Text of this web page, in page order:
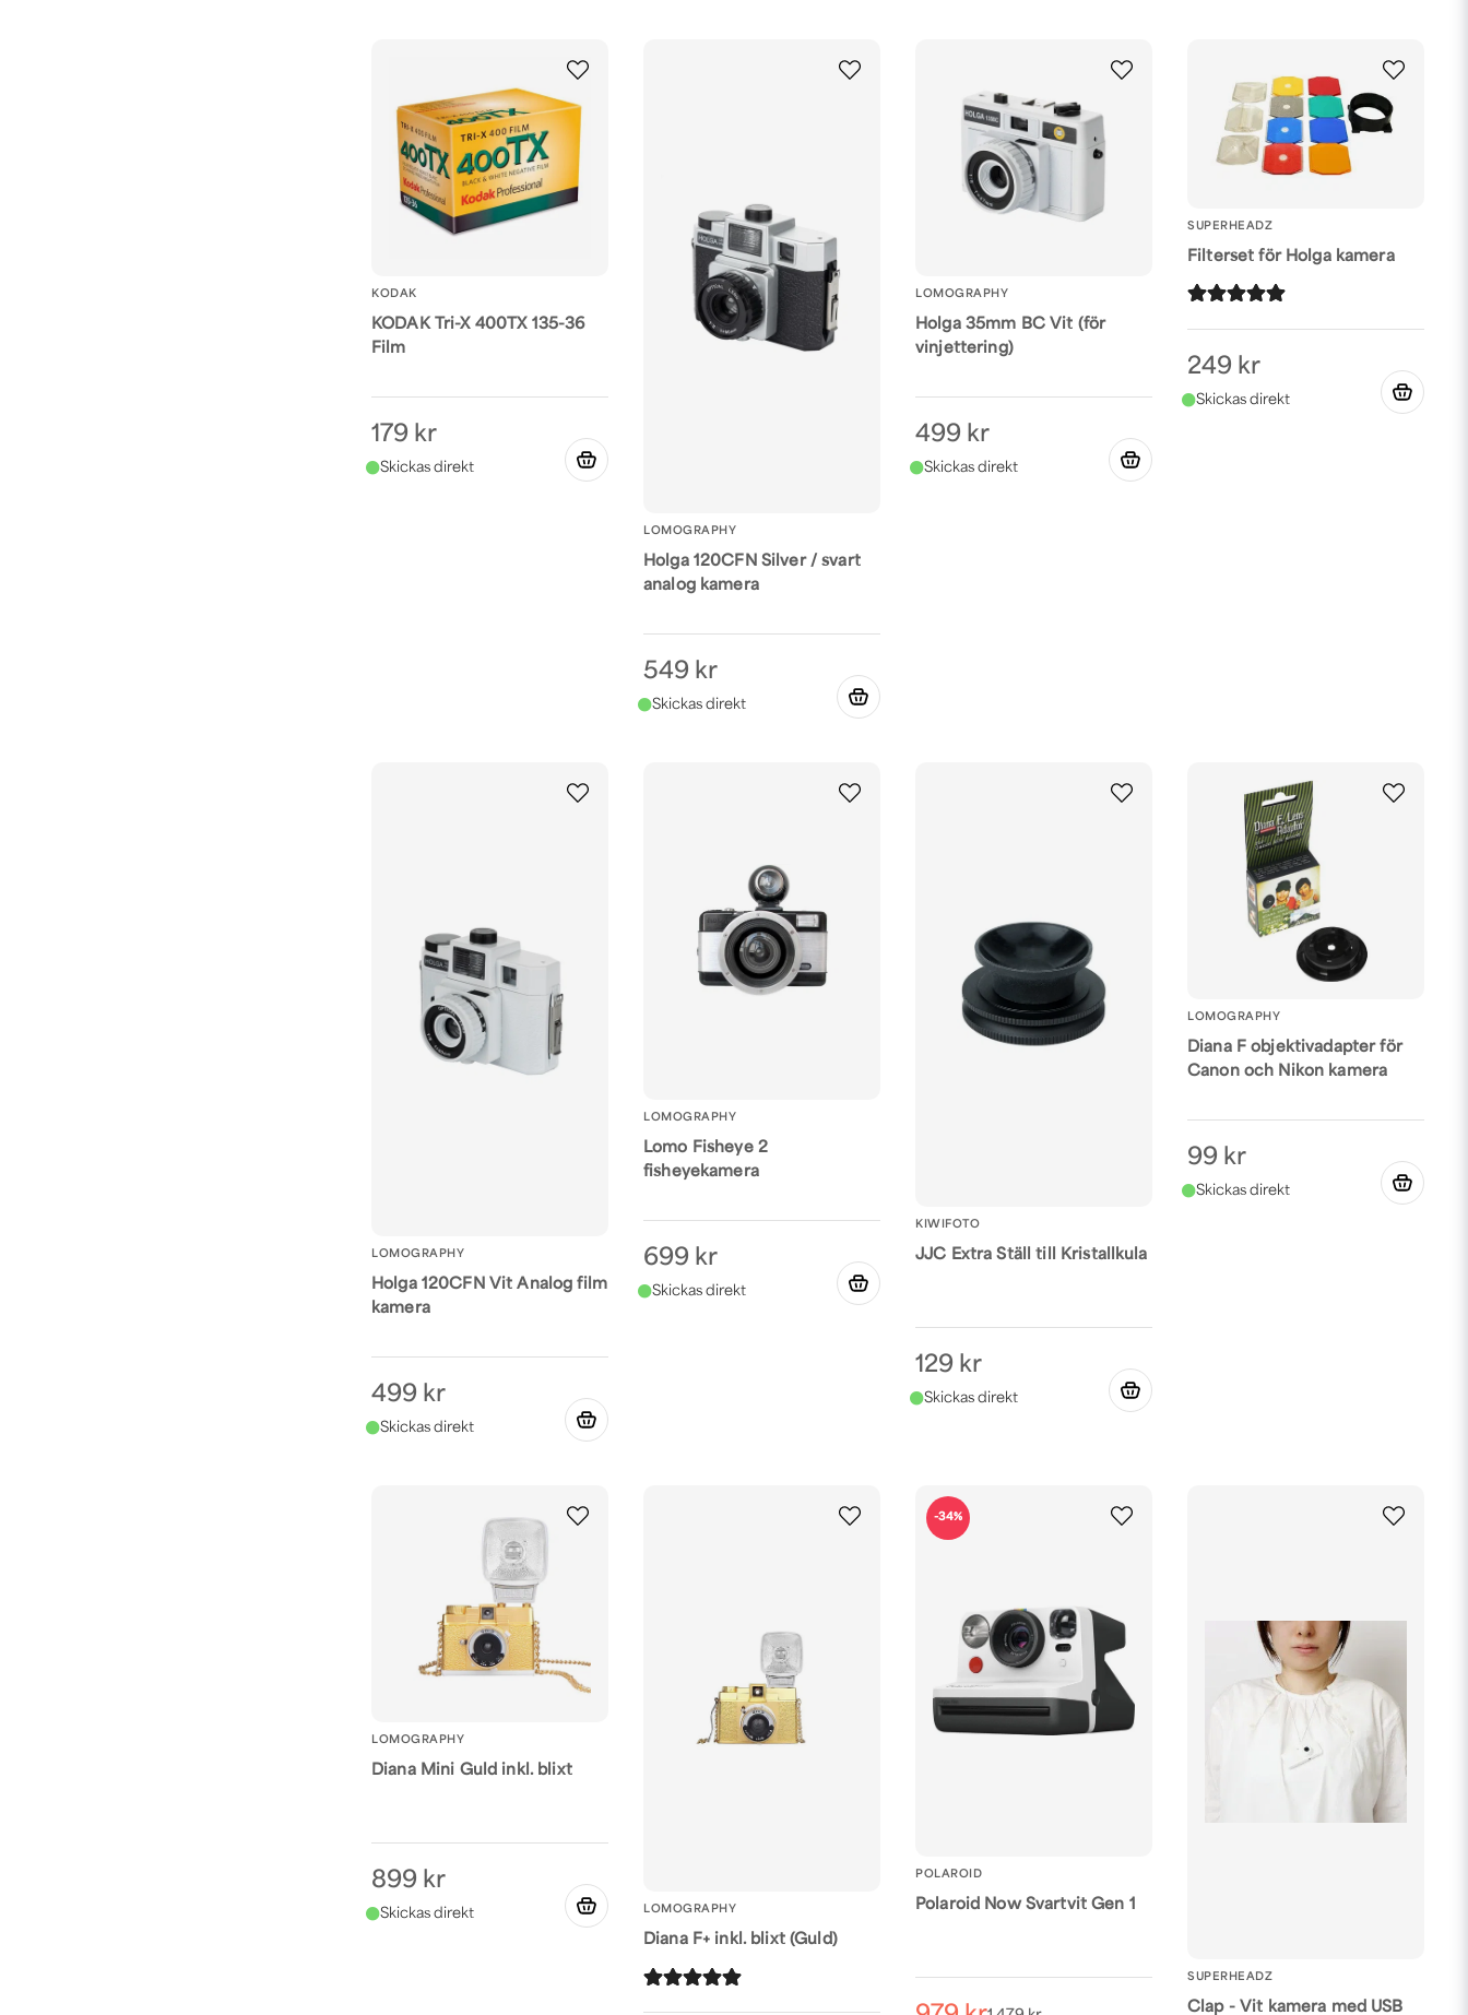
KODAK
KODAK Tri-X 400TX 135-36
Film
179 kr
LOMOGRAPHY
Holga 120CFN Silver / svart
analog kamera
549 kr
LOMOGRAPHY
Holga 35mm BC Vit (för
vinjettering)
499 kr
SUPERHEADZ
Filterset för Holga kamera
249 kr
LOMOGRAPHY
Holga 120CFN Vit Analog film
kamera
499 kr
LOMOGRAPHY
Lomo Fisheye 2
fisheyekamera
699 kr
KIWIFOTO
JJC Extra Ställ till Kristallkula
129 kr
LOMOGRAPHY
Diana F objektivadapter för
Canon och Nikon kamera
99 kr
LOMOGRAPHY
Diana Mini Guld inkl. blixt
899 kr
LOMOGRAPHY
Diana F+ inkl. blixt (Guld)
POLAROID
Polaroid Now Svartvit Gen 1
-34%
SUPERHEADZ
Clap - Vit kamera med USB